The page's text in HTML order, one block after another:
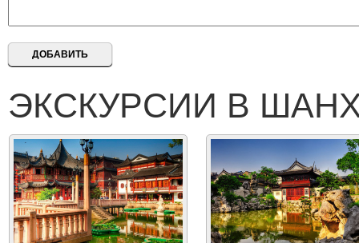
ЭКСКУРСИИ В